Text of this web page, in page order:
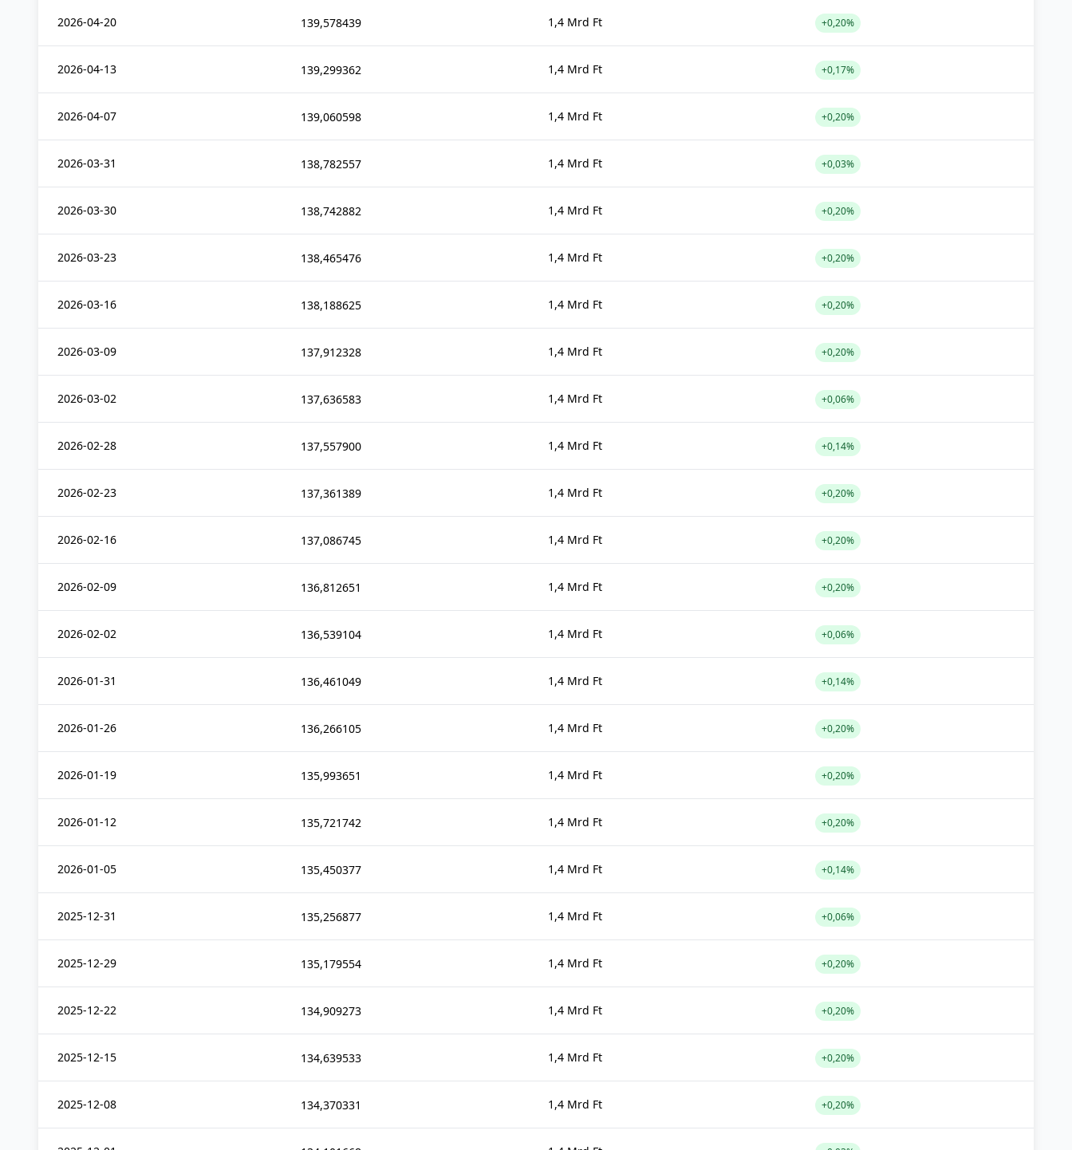
2026-04-20 139,578439 1,4 Mrd Ft +0,20%
2026-04-13 139,299362 1,4 Mrd Ft +0,17%
2026-04-07 139,060598 1,4 Mrd Ft +0,20%
2026-03-31 138,782557 1,4 Mrd Ft +0,03%
2026-03-30 138,742882 1,4 Mrd Ft +0,20%
2026-03-23 138,465476 1,4 Mrd Ft +0,20%
2026-03-16 138,188625 1,4 Mrd Ft +0,20%
2026-03-09 137,912328 1,4 Mrd Ft +0,20%
2026-03-02 137,636583 1,4 Mrd Ft +0,06%
2026-02-28 137,557900 1,4 Mrd Ft +0,14%
2026-02-23 137,361389 1,4 Mrd Ft +0,20%
2026-02-16 137,086745 1,4 Mrd Ft +0,20%
2026-02-09 136,812651 1,4 Mrd Ft +0,20%
2026-02-02 136,539104 1,4 Mrd Ft +0,06%
2026-01-31 136,461049 1,4 Mrd Ft +0,14%
2026-01-26 136,266105 1,4 Mrd Ft +0,20%
2026-01-19 135,993651 1,4 Mrd Ft +0,20%
2026-01-12 135,721742 1,4 Mrd Ft +0,20%
2026-01-05 135,450377 1,4 Mrd Ft +0,14%
2025-12-31 135,256877 1,4 Mrd Ft +0,06%
2025-12-29 135,179554 1,4 Mrd Ft +0,20%
2025-12-22 134,909273 1,4 Mrd Ft +0,20%
2025-12-15 134,639533 1,4 Mrd Ft +0,20%
2025-12-08 134,370331 1,4 Mrd Ft +0,20%